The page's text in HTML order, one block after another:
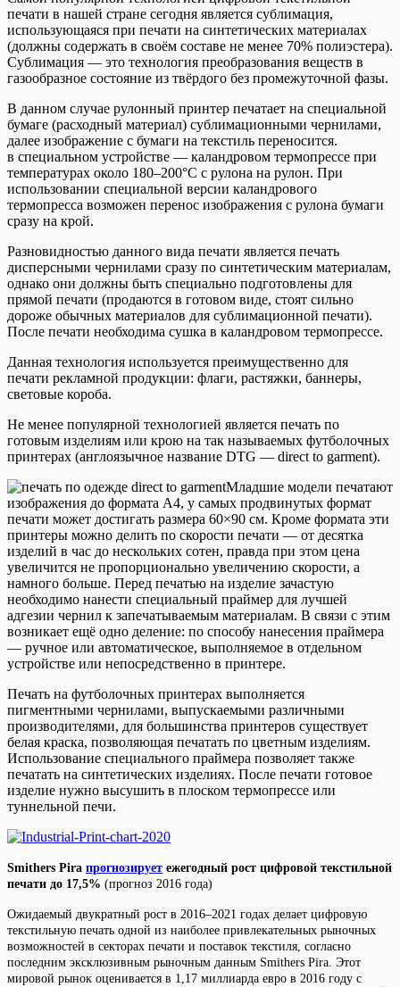
печати в нашей стране сегодня является сублимация,
использующаяся при печати на синтетических материалах
(должны содержать в своём составе не менее 70% полиэстера).
Сублимация — это технология преобразования веществ в
газообразное состояние из твёрдого без промежуточной фазы.
В данном случае рулонный принтер печатает на специальной
бумаге (расходный материал) сублимационными чернилами,
далее изображение с бумаги на текстиль переносится.
в специальном устройстве — каландровом термопрессе при
температурах около 180–200°С с рулона на рулон. При
использовании специальной версии каландрового
термопресса возможен перенос изображения с рулона бумаги
сразу на крой.
Разновидностью данного вида печати является печать
дисперсными чернилами сразу по синтетическим материалам,
однако они должны быть специально подготовлены для
прямой печати (продаются в готовом виде, стоят сильно
дороже обычных материалов для сублимационной печати).
После печати необходима сушка в каландровом термопрессе.
Данная технология используется преимущественно для
печати рекламной продукции: флаги, растяжки, баннеры,
световые короба.
Не менее популярной технологией является печать по
готовым изделиям или крою на так называемых футболочных
принтерах (англоязычное название DTG — direct to garment).
Младшие модели печатают
изображения до формата А4, у самых продвинутых формат
печати может достигать размера 60×90 см. Кроме формата эти
принтеры можно делить по скорости печати — от десятка
изделий в час до нескольких сотен, правда при этом цена
увеличится не пропорционально увеличению скорости, а
намного больше. Перед печатью на изделие зачастую
необходимо нанести специальный праймер для лучшей
адгезии чернил к запечатываемым материалам. В связи с этим
возникает ещё одно деление: по способу нанесения праймера
— ручное или автоматическое, выполняемое в отдельном
устройстве или непосредственно в принтере.
Печать на футболочных принтерах выполняется
пигментными чернилами, выпускаемыми различными
производителями, для большинства принтеров существует
белая краска, позволяющая печатать по цветным изделиям.
Использование специального праймера позволяет также
печатать на синтетических изделиях. После печати готовое
изделие нужно высушить в плоском термопрессе или
туннельной печи.
Smithers Pira прогнозирует ежегодный рост цифровой текстильной
печати до 17,5% (прогноз 2016 года)
Ожидаемый двукратный рост в 2016–2021 годах делает цифровую
текстильную печать одной из наиболее привлекательных рыночных
возможностей в секторах печати и поставок текстиля, согласно
последним эксклюзивным рыночным данным Smithers Pira. Этот
мировой рынок оценивается в 1,17 миллиарда евро в 2016 году с